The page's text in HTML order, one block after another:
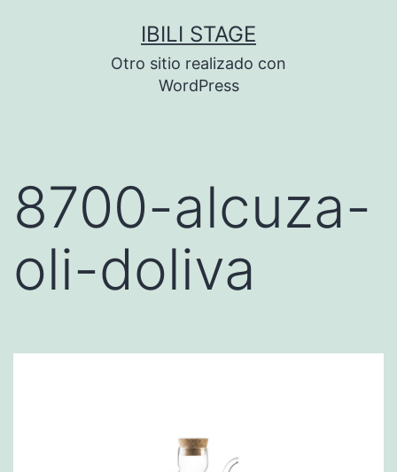
IBILI STAGE
Otro sitio realizado con
WordPress
8700-alcuza-
oli-doliva